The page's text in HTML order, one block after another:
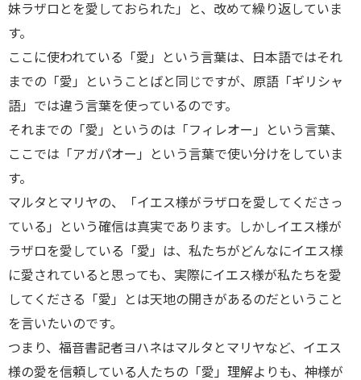
妹ラザロとを愛しておられた」と、改めて繰り返していま
す。
ここに使われている「愛」という言葉は、日本語ではそれ
までの「愛」ということばと同じですが、原語「ギリシャ
語」では違う言葉を使っているのです。
それまでの「愛」というのは「フィレオー」という言葉、
ここでは「アガパオー」という言葉で使い分けをしていま
す。
マルタとマリヤの、「イエス様がラザロを愛してくださっ
ている」という確信は真実であります。しかしイエス様が
ラザロを愛している「愛」は、私たちがどんなにイエス様
に愛されていると思っても、実際にイエス様が私たちを愛
してくださる「愛」とは天地の開きがあるのだということ
を言いたいのです。
つまり、福音書記者ヨハネはマルタとマリヤなど、イエス
様の愛を信頼している人たちの「愛」理解よりも、神様が